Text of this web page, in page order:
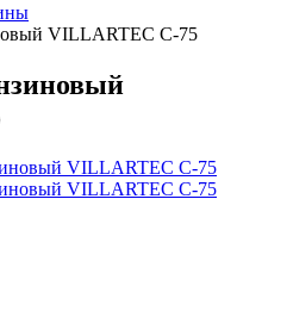
VILLARTEC C-75